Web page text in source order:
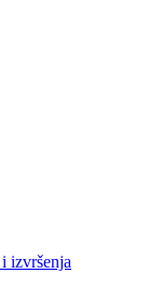
izvršenja